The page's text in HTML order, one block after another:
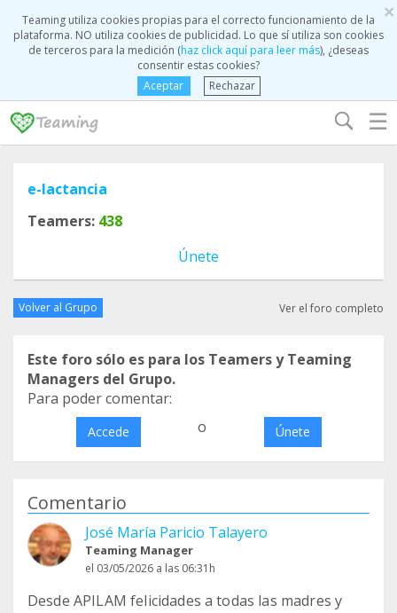
×
Teaming utiliza cookies propias para el correcto funcionamiento de la
plataforma. NO utiliza cookies de publicidad. Lo que sí utiliza son cookies
de terceros para la medición (haz click aquí para leer más), ¿deseas
consentir estas cookies?
Aceptar
Rechazar
☰
e-lactancia
Teamers: 438
Únete
Volver al Grupo Ver el foro completo
Este foro sólo es para los Teamers y Teaming
Managers del Grupo.
Para poder comentar:
Accede o Únete
Comentario
José María Paricio Talayero
Teaming Manager
el 03/05/2026 a las 06:31h
Desde APILAM felicidades a todas las madres y